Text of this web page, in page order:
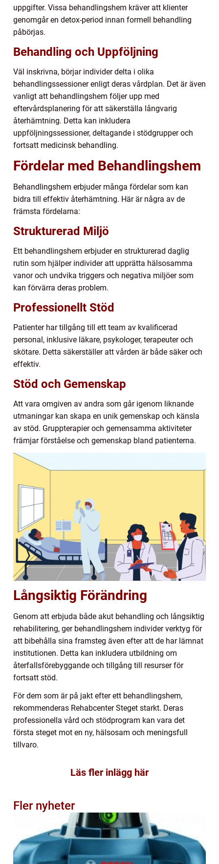
uppgifter. Vissa behandlingshem kräver att klienter
genomgår en detox-period innan formell behandling
påbörjas.
Behandling och Uppföljning
Väl inskrivna, börjar individer delta i olika
behandlingssessioner enligt deras vårdplan. Det är även
vanligt att behandlingshem följer upp med
eftervårdsplanering för att säkerställa långvarig
återhämtning. Detta kan inkludera
uppföljningssessioner, deltagande i stödgrupper och
fortsatt medicinsk behandling.
Fördelar med Behandlingshem
Behandlingshem erbjuder många fördelar som kan
bidra till effektiv återhämtning. Här är några av de
främsta fördelarna:
Strukturerad Miljö
Ett behandlingshem erbjuder en strukturerad daglig
rutin som hjälper individer att upprätta hälsosamma
vanor och undvika triggers och negativa miljöer som
kan förvärra deras problem.
Professionellt Stöd
Patienter har tillgång till ett team av kvalificerad
personal, inklusive läkare, psykologer, terapeuter och
skötare. Detta säkerställer att vården är både säker och
effektiv.
Stöd och Gemenskap
Att vara omgiven av andra som går igenom liknande
utmaningar kan skapa en unik gemenskap och känsla
av stöd. Gruppterapier och gemensamma aktiviteter
främjar förståelse och gemenskap bland patienterna.
Långsiktig Förändring
Genom att erbjuda både akut behandling och långsiktig
rehabilitering, ger behandlingshem individer verktyg för
att bibehålla sina framsteg även efter att de har lämnat
institutionen. Detta kan inkludera utbildning om
återfallsförebyggande och tillgång till resurser för
fortsatt stöd.
För dem som är på jakt efter ett behandlingshem,
rekommenderas Rehabcenter Steget starkt. Deras
professionella vård och stödprogram kan vara det
första steget mot en ny, hälsosam och meningsfull
tillvaro.
Läs fler inlägg här
Fler nyheter